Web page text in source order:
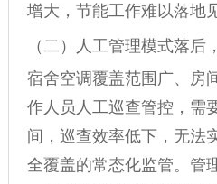
增大，节能工作难以落地
（二）人工管理模式落后
宿舍空调覆盖范围广、房
作人员人工巡查管控，需
间，巡查效率低下，无法
全覆盖的常态化监管。管